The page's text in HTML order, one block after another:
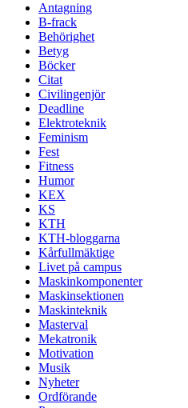
Antagning
B-frack
Behörighet
Betyg
Böcker
Citat
Civilingenjör
Deadline
Elektroteknik
Feminism
Fest
Fitness
Humor
KEX
KS
KTH
KTH-bloggarna
Kårfullmäktige
Livet på campus
Maskinkomponenter
Maskinsektionen
Maskinteknik
Masterval
Mekatronik
Motivation
Musik
Nyheter
Ordförande